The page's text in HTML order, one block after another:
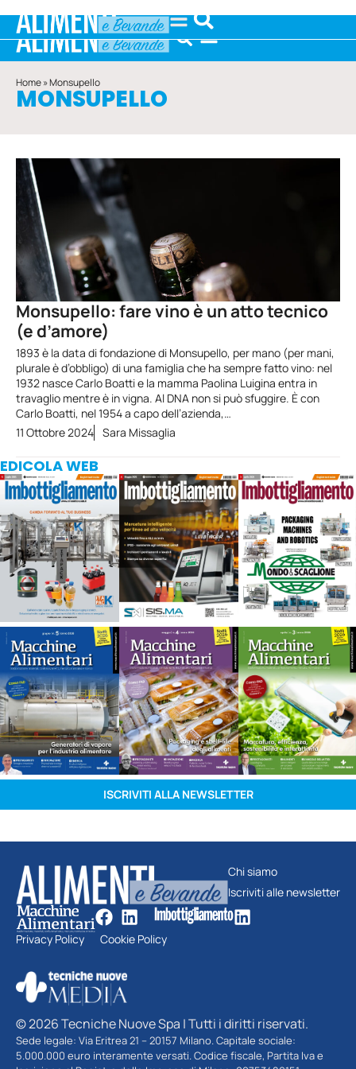
Home»Monsupello
MONSUPELLO
Monsupello: fare vino è un atto tecnico
(e d’amore)
1893 è la data di fondazione di Monsupello, per mano (per mani,
plurale è d’obbligo) di una famiglia che ha sempre fatto vino: nel
1932 nasce Carlo Boatti e la mamma Paolina Luigina entra in
travaglio mentre è in vigna. Al DNA non si può sfuggire. È con
Carlo Boatti, nel 1954 a capo dell’azienda,…
11 Ottobre 2024 Sara Missaglia
EDICOLA WEB
ISCRIVITI ALLA NEWSLETTER
Chi siamo
Iscriviti alle newsletter
Privacy Policy Cookie Policy
© 2026 Tecniche Nuove Spa | Tutti i diritti riservati.
Sede legale: Via Eritrea 21 – 20157 Milano. Capitale sociale:
5.000.000 euro interamente versati. Codice fiscale, Partita Iva e